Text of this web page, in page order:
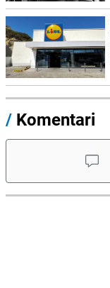
/ Komentari